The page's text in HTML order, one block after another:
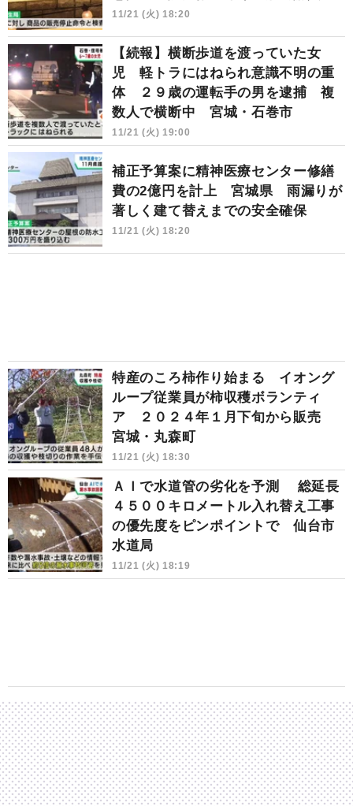
11/21 (火) 18:20
【続報】横断歩道を渡っていた女
児 軽トラにはねられ意識不明の重
体 ２９歳の運転手の男を逮捕 複
数人で横断中 宮城・石巻市
11/21 (火) 19:00
補正予算案に精神医療センター修繕
費の2億円を計上 宮城県 雨漏りが
著しく建て替えまでの安全確保
11/21 (火) 18:20
特産のころ柿作り始まる イオング
ループ従業員が柿収穫ボランティ
ア ２０２４年１月下旬から販売
宮城・丸森町
11/21 (火) 18:30
ＡＩで水道管の劣化を予測 総延長
４５００キロメートル入れ替え工事
の優先度をピンポイントで 仙台市
水道局
11/21 (火) 18:19